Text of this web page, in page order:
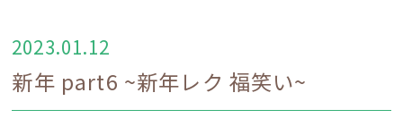
2023.01.12
新年 part6 ~新年レク 福笑い~